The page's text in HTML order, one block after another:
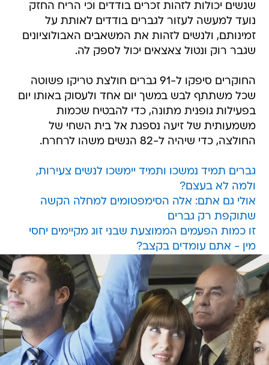
שנשים יכולות לזהות זכרים בודדים וכי הריח החזק
נועד למעשה לעזור לגברים בודדים לאותת על
זמינותם, ולנשים לזהות את המשאבים האבולוציונים
שגבר רוק ונטול צאצאים יכול לספק לה.
החוקרים סיפקו ל-91 גברים חולצת טריקו פשוטה
שכל משתתף לבש במשך יום אחד ולעסוק באותו יום
בפעילות גופנית מתונה, כדי להבטיח שכמות
משמעותית של זיעה נספגת אל בית השחי של
החולצה, כדי שיהיה ל-82 הנשים משהו לרחרח.
גברים תמיד נמשכו ותמיד יימשכו לנשים צעירות,
ולמה לא בעצם?
אולי גם אתם: אלה הסימפטומים למחלה הקשה
שתוקפת רק גברים
זו כמות הפעמים הממוצעת שבני זוג מקיימים יחסי
מין - אתם עומדים בקצב?